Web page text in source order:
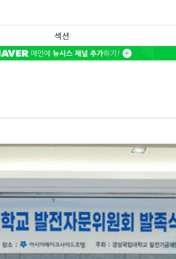
섹션